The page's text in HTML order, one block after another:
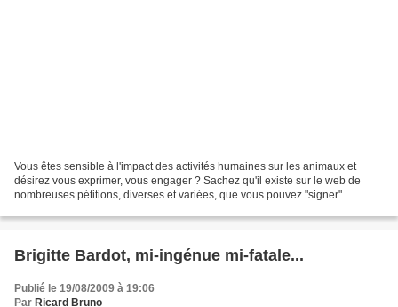
Vous êtes sensible à l'impact des activités humaines sur les animaux et
désirez vous exprimer, vous engager ? Sachez qu'il existe sur le web de
nombreuses pétitions, diverses et variées, que vous pouvez "signer"
Brigitte Bardot, mi-ingénue mi-fatale...
Publié le 19/08/2009 à 19:06
Par Ricard Bruno